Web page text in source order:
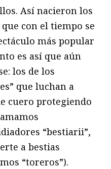
Así nacieron los
con el tiempo se
más popular
es así que aún
los de los
que luchan a
cuero protegiendo
“bestiarii”,
a bestias
“toreros”).